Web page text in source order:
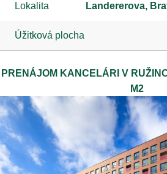
Lokalita Landererova,
Úžitková plocha
PRENÁJOM KANCELÁRI V
M2